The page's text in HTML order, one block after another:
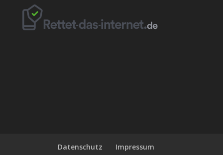
Datenschutz Impressum